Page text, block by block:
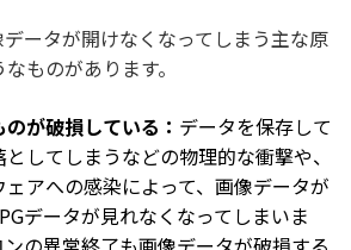
ータが開けなくなってしまう主な原
ものがあります。
が破損している： データを保存して
してしまうなどの物理的な衝撃や、
アへの感染によって、画像データが
データが見れなくなってしまいま